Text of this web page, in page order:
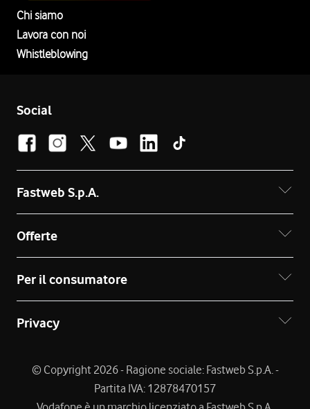
Chi siamo
Lavora con noi
Whistleblowing
Social
Fastweb S.p.A.
Offerte
Per il consumatore
Privacy
© Copyright 2026 - Ragione sociale: Fastweb S.p.A. -
Partita IVA: 12878470157